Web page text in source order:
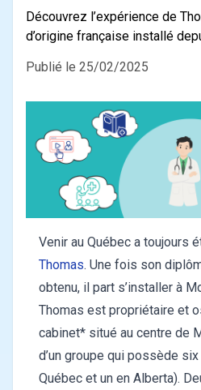
Découvrez l’expérience de
d’origine française installé
Publié le 25/02/2025
Venir au Québec a toujours
Thomas. Une fois son
obtenu, il part s’installer à
Thomas est propriétaire et
cabinet* situé au centre de
d’un groupe qui possède
Québec et un en Alberta).